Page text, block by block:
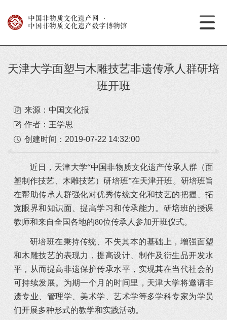
中国非物质文化遗产网
·
中国非物质文化遗产数字博物馆
天津大学面塑与木雕技艺非遗传承人群研培
班开班
来源：中国文化报
作者：王学思
创建时间： 2019-07-22 14:32:00
近日，天津大学“中国非物质文化遗产传承人群（面
塑制作技艺、木雕技艺）研培班”在天津开班。研培班旨
在帮助传承人群强化对优秀传统文化和技艺的把握、拓
宽眼界和知识面、提高学习和传承能力。研培班的授课
教师和来自全国各地的80位传承人参加开班仪式。
研培班在秉持传统、不失其本的基础上，增强面塑
和木雕技艺的表现力，提高设计、制作及衍生品开发水
平，从而提高非遗保护传承水平，实现其在当代社会的
可持续发展。为期一个月的时间里，天津大学将邀请非
遗专业、管理学、美术学、艺术学等多学科专家为学员
们开展多种形式的教学和实践活动。